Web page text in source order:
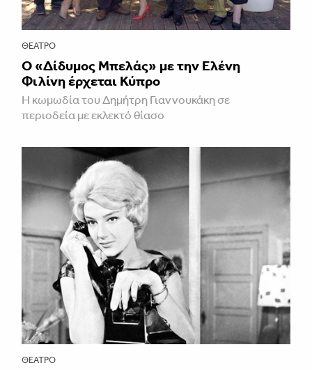
ΘΈΑΤΡΟ
Ο «Δίδυμος Μπελάς» με την Ελένη
Φιλίνη έρχεται Κύπρο
Η κωμωδία του Δημήτρη Γιαννουκάκη σε
περιοδεία με εκλεκτό θίασο
ΘΈΑΤΡΟ